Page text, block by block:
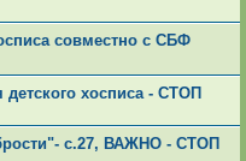
совместно с СБФ
хосписа - СТОП
с.27, ВАЖНО - СТОП